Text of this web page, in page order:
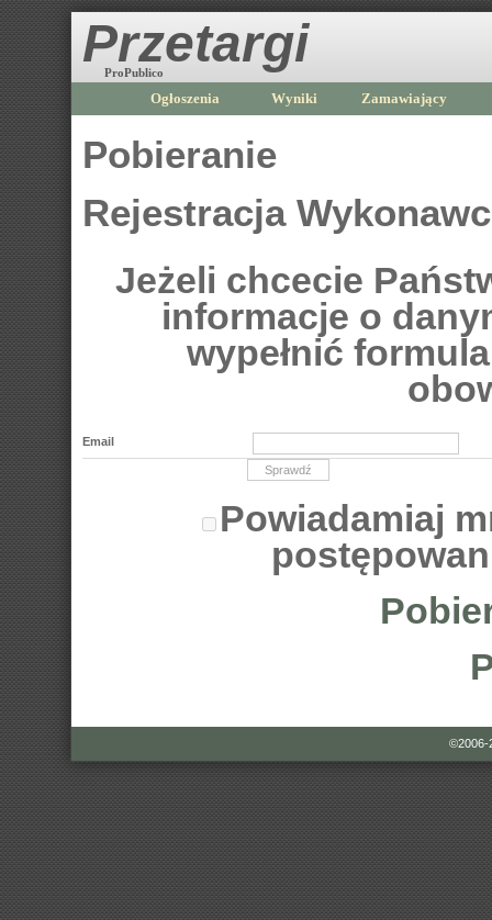
Przetargi
ProPublico
Ogłoszenia Wyniki Zamawiający
Pobieranie
Rejestracja
Jeżeli chcecie
informacje o
wypełnić
Email
Powiadamiaj
©2006-